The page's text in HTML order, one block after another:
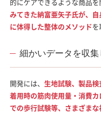
みてきた納富亜矢子氏が、
に体得した整体のメソッドを
細かいデータを収
開発には、 生地試験、製品検
着用時の筋肉使用量・消費
での歩行試験等、さまざま